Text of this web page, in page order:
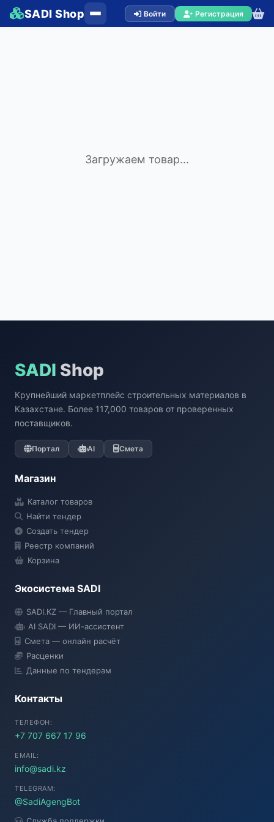
SADI Shop Войти Регистрация
Загружаем товар...
SADI Shop
Крупнейший маркетплейс строительных материалов в
Казахстане. Более 117,000 товаров от проверенных
поставщиков.
Портал AI Смета
Магазин
Каталог товаров
Найти тендер
Создать тендер
Реестр компаний
Корзина
Экосистема SADI
SADI.KZ — Главный портал
AI SADI — ИИ-ассистент
Смета — онлайн расчёт
Расценки
Данные по тендерам
Контакты
ТЕЛЕФОН:
+7 707 667 17 96
EMAIL:
info@sadi.kz
TELEGRAM:
@SadiAgengBot
● Подключение...